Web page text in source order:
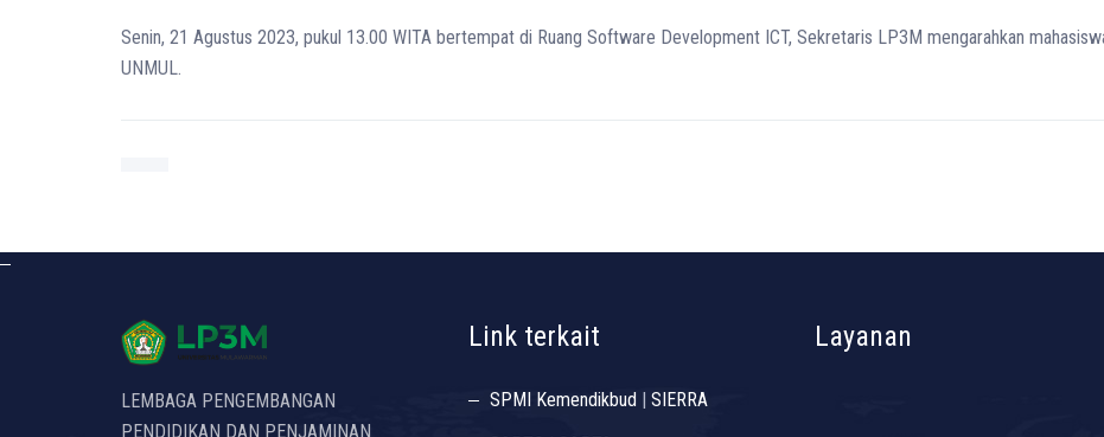
Senin, 21 Agustus 2023, pukul 13.00 WITA bertempat di Ruang Software Development ICT, Sekretaris LP3M mengarahkan
UNMUL.
LEMBAGA PENGEMBANGAN
PENDIDIKAN DAN PENJAMINAN
Link terkait
SPMI Kemendikbud | SIERRA
Layanan